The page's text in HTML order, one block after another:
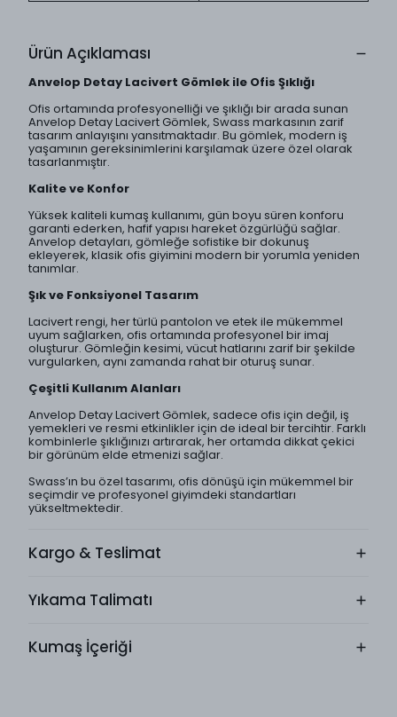
Ürün Açıklaması
Anvelop Detay Lacivert Gömlek ile Ofis Şıklığı
Ofis ortamında profesyonelliği ve şıklığı bir arada sunan
Anvelop Detay Lacivert Gömlek, Swass markasının zarif
tasarım anlayışını yansıtmaktadır. Bu gömlek, modern iş
yaşamının gereksinimlerini karşılamak üzere özel olarak
tasarlanmıştır.
Kalite ve Konfor
Yüksek kaliteli kumaş kullanımı, gün boyu süren konforu
garanti ederken, hafif yapısı hareket özgürlüğü sağlar.
Anvelop detayları, gömleğe sofistike bir dokunuş
ekleyerek, klasik ofis giyimini modern bir yorumla yeniden
tanımlar.
Şık ve Fonksiyonel Tasarım
Lacivert rengi, her türlü pantolon ve etek ile mükemmel
uyum sağlarken, ofis ortamında profesyonel bir imaj
oluşturur. Gömleğin kesimi, vücut hatlarını zarif bir şekilde
vurgularken, aynı zamanda rahat bir oturuş sunar.
Çeşitli Kullanım Alanları
Anvelop Detay Lacivert Gömlek, sadece ofis için değil, iş
yemekleri ve resmi etkinlikler için de ideal bir tercihtir. Farklı
kombinlerle şıklığınızı artırarak, her ortamda dikkat çekici
bir görünüm elde etmenizi sağlar.
Swass’ın bu özel tasarımı, ofis dönüşü için mükemmel bir
seçimdir ve profesyonel giyimdeki standartları
yükseltmektedir.
Kargo & Teslimat
Yıkama Talimatı
Kumaş İçeriği